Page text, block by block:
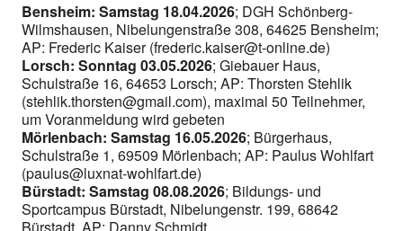
Bensheim: Samstag 18.04.2026; DGH Schönberg-
Wilmshausen, Nibelungenstraße 308, 64625 Bensheim;
AP: Frederic Kaiser (frederic.kaiser@t-online.de)
Lorsch: Sonntag 03.05.2026; Giebauer Haus,
Schulstraße 16, 64653 Lorsch; AP: Thorsten Stehlik
(stehlik.thorsten@gmail.com), maximal 50 Teilnehmer,
um Voranmeldung wird gebeten
Mörlenbach: Samstag 16.05.2026; Bürgerhaus,
Schulstraße 1, 69509 Mörlenbach; AP: Paulus Wohlfart
(paulus@luxnat-wohlfart.de)
Bürstadt: Samstag 08.08.2026; Bildungs- und
Sportcampus Bürstadt, Nibelungenstr. 199, 68642